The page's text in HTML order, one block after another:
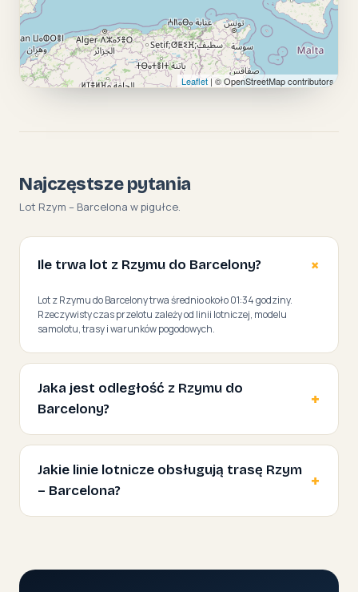
Leaflet | © OpenStreetMap contributors
Najczęstsze pytania
Lot Rzym – Barcelona w pigułce.
Ile trwa lot z Rzymu do Barcelony?
Lot z Rzymu do Barcelony trwa średnio około 01:34 godziny.
Rzeczywisty czas przelotu zależy od linii lotniczej, modelu
samolotu, trasy i warunków pogodowych.
Jaka jest odległość z Rzymu do
Barcelony?
Jakie linie lotnicze obsługują trasę Rzym
– Barcelona?